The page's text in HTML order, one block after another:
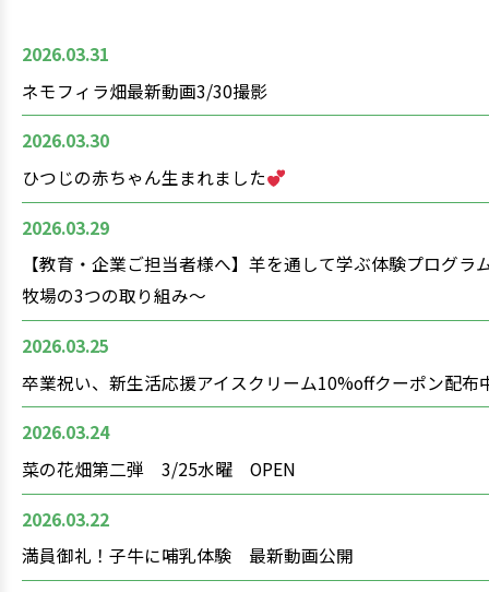
2026.03.31
ネモフィラ畑最新動画3/30撮影
2026.03.30
ひつじの赤ちゃん生まれました
2026.03.29
【教育・企業ご担当者様へ】羊を通して学ぶ体験プログラ
牧場の3つの取り組み〜
2026.03.25
卒業祝い、新生活応援アイスクリーム10%offクーポン配布
2026.03.24
菜の花畑第二弾 3/25水曜 OPEN
2026.03.22
満員御礼！子牛に哺乳体験 最新動画公開